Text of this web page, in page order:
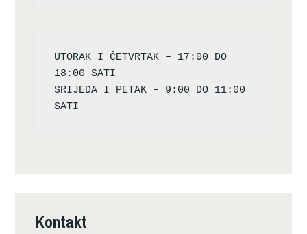
UTORAK I ČETVRTAK – 17:00 DO
18:00 SATI
SRIJEDA I PETAK – 9:00 DO 11:00
Kontakt